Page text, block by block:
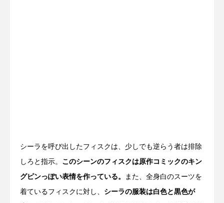
シーラを呼び出したフィスクは、少しでも逆らう者は排除
しろと指示。 このシーンのフィスクは原作コミックのキン
グピンっぽい表情を作っている。 また、全身白のスーツを
着ているフィスクに対し、 シーラの服装は白色と黒色が